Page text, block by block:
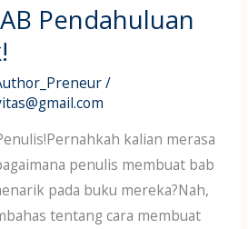
Pendahuluan
/
kalian merasa
penulis membuat bab
pada buku mereka?Nah,
tentang cara membuat